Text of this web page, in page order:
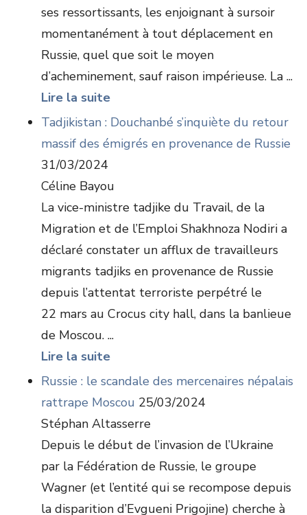
ses ressortissants, les enjoignant à sursoir
momentanément à tout déplacement en
Russie, quel que soit le moyen
d’acheminement, sauf raison impérieuse. La ...
Lire la suite
Tadjikistan : Douchanbé s’inquiète du retour
massif des émigrés en provenance de Russie
31/03/2024
Céline Bayou
La vice-ministre tadjike du Travail, de la
Migration et de l’Emploi Shakhnoza Nodiri a
déclaré constater un afflux de travailleurs
migrants tadjiks en provenance de Russie
depuis l’attentat terroriste perpétré le
22 mars au Crocus city hall, dans la banlieue
de Moscou. ...
Lire la suite
Russie : le scandale des mercenaires népalais
rattrape Moscou 25/03/2024
Stéphan Altasserre
Depuis le début de l’invasion de l’Ukraine
par la Fédération de Russie, le groupe
Wagner (et l’entité qui se recompose depuis
la disparition d’Evgueni Prigojine) cherche à